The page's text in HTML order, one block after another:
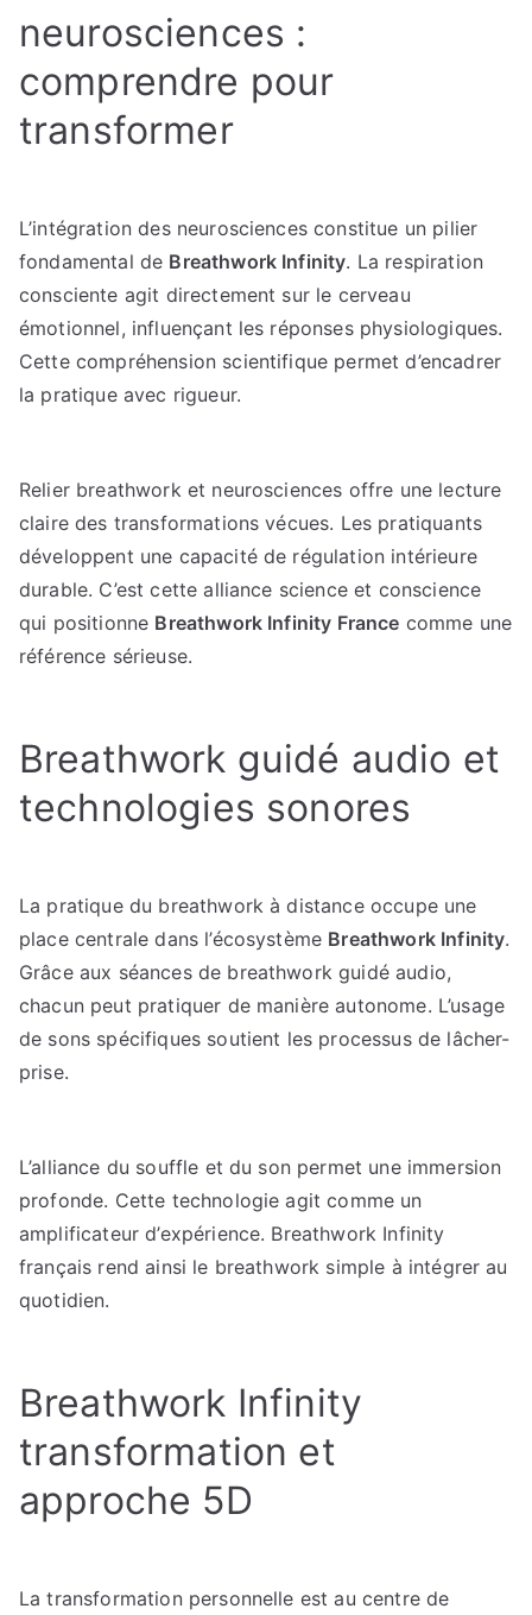
neurosciences :
comprendre pour
transformer
L’intégration des neurosciences constitue un pilier
fondamental de Breathwork Infinity. La respiration
consciente agit directement sur le cerveau
émotionnel, influençant les réponses physiologiques.
Cette compréhension scientifique permet d’encadrer
la pratique avec rigueur.
Relier breathwork et neurosciences offre une lecture
claire des transformations vécues. Les pratiquants
développent une capacité de régulation intérieure
durable. C’est cette alliance science et conscience
qui positionne Breathwork Infinity France comme une
référence sérieuse.
Breathwork guidé audio et
technologies sonores
La pratique du breathwork à distance occupe une
place centrale dans l’écosystème Breathwork Infinity.
Grâce aux séances de breathwork guidé audio,
chacun peut pratiquer de manière autonome. L’usage
de sons spécifiques soutient les processus de lâcher-
prise.
L’alliance du souffle et du son permet une immersion
profonde. Cette technologie agit comme un
amplificateur d’expérience. Breathwork Infinity
français rend ainsi le breathwork simple à intégrer au
quotidien.
Breathwork Infinity
transformation et
approche 5D
La transformation personnelle est au centre de